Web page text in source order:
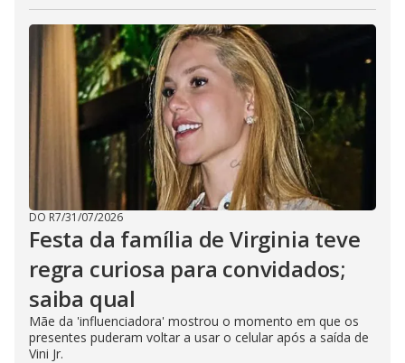
DO R7/31/07/2026
Festa da família de Virginia teve
regra curiosa para convidados;
saiba qual
Mãe da 'influenciadora' mostrou o momento em que os
presentes puderam voltar a usar o celular após a saída de
Vini Jr.